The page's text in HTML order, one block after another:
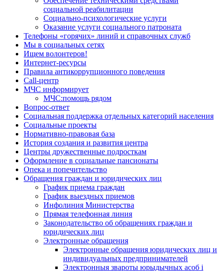
социальной реабилитации
Социально-психологические услуги
Оказание услуги социального патроната
Телефоны «горячих» линий и справочных служб
Мы в социальных сетях
Ищем волонтеров!
Интернет-ресурсы
Правила антикоррупционного поведения
Call-центр
МЧС информирует
МЧС:помощь рядом
Вопрос-ответ
Социальная поддержка отдельных категорий населения
Социальные проекты
Нормативно-правовая база
История создания и развития центра
Центры дружественные подросткам
Оформление в социальные пансионаты
Опека и попечительство
Обращения граждан и юридических лиц
График приема граждан
График выездных приемов
Инфолиния Министерства
Прямая телефонная линия
Законодательство об обращениях граждан и
юридических лиц
Электронные обращения
Электронные обращения юридических лиц и
индивидуальных предпринимателей
Электронныя звароты юрыдычных асоб і